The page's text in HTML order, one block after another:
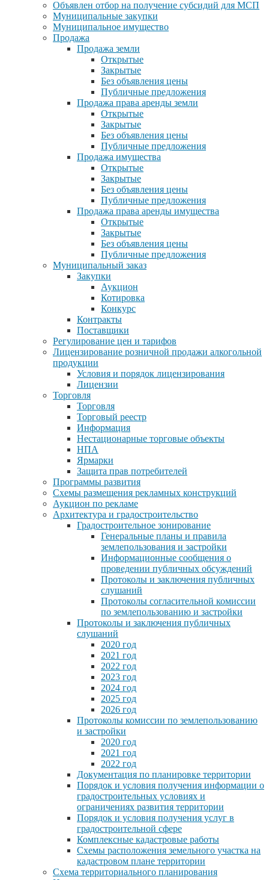
Объявлен отбор на получение субсидий для МСП
Муниципальные закупки
Муниципальное имущество
Продажа
Продажа земли
Открытые
Закрытые
Без объявления цены
Публичные предложения
Продажа права аренды земли
Открытые
Закрытые
Без объявления цены
Публичные предложения
Продажа имущества
Открытые
Закрытые
Без объявления цены
Публичные предложения
Продажа права аренды имущества
Открытые
Закрытые
Без объявления цены
Публичные предложения
Муниципальный заказ
Закупки
Аукцион
Котировка
Конкурс
Контракты
Поставщики
Регулирование цен и тарифов
Лицензирование розничной продажи алкогольной
продукции
Условия и порядок лицензирования
Лицензии
Торговля
Торговля
Торговый реестр
Информация
Нестационарные торговые объекты
НПА
Ярмарки
Защита прав потребителей
Программы развития
Схемы размещения рекламных конструкций
Аукцион по рекламе
Архитектура и градостроительство
Градостроительное зонирование
Генеральные планы и правила
землепользования и застройки
Информационные сообщения о
проведении публичных обсуждений
Протоколы и заключения публичных
слушаний
Протоколы согласительной комиссии
по землепользованию и застройки
Протоколы и заключения публичных
слушаний
2020 год
2021 год
2022 год
2023 год
2024 год
2025 год
2026 год
Протоколы комиссии по землепользованию
и застройки
2020 год
2021 год
2022 год
Документация по планировке территории
Порядок и условия получения информации о
градостроительных условиях и
ограничениях развития территории
Порядок и условия получения услуг в
градостроительной сфере
Комплексные кадастровые работы
Схемы расположения земельного участка на
кадастровом плане территории
Схема территориального планирования